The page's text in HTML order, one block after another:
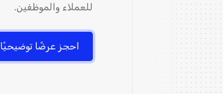
للعملاء والموظفين.
احجز عرضًا توضيحيًا